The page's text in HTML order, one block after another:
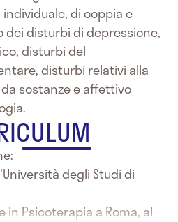
di coppia e
disturbi di depressione,
disturbi del
disturbi relativi alla
sostanze e affettivo
degli Studi di
in Psicoterapia a Roma, al